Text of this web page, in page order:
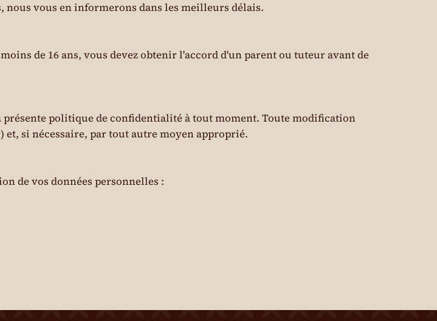
vous en informerons dans les meilleurs délais.
de 16 ans, vous devez obtenir l'accord d'un parent ou tuteur avant de
politique de confidentialité à tout moment. Toute modification
et, si nécessaire, par tout autre moyen approprié.
de vos données personnelles :